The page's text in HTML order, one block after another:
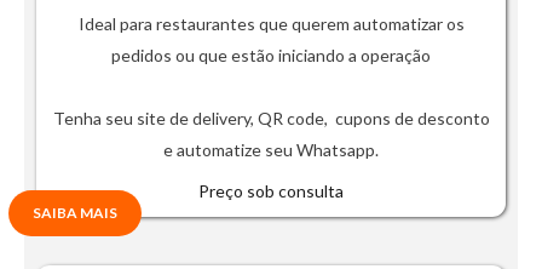
Ideal para restaurantes que querem automatizar os
pedidos ou que estão iniciando a operação
Tenha seu site de delivery, QR code, cupons de desconto
e automatize seu Whatsapp.
Preço sob consulta
SAIBA MAIS